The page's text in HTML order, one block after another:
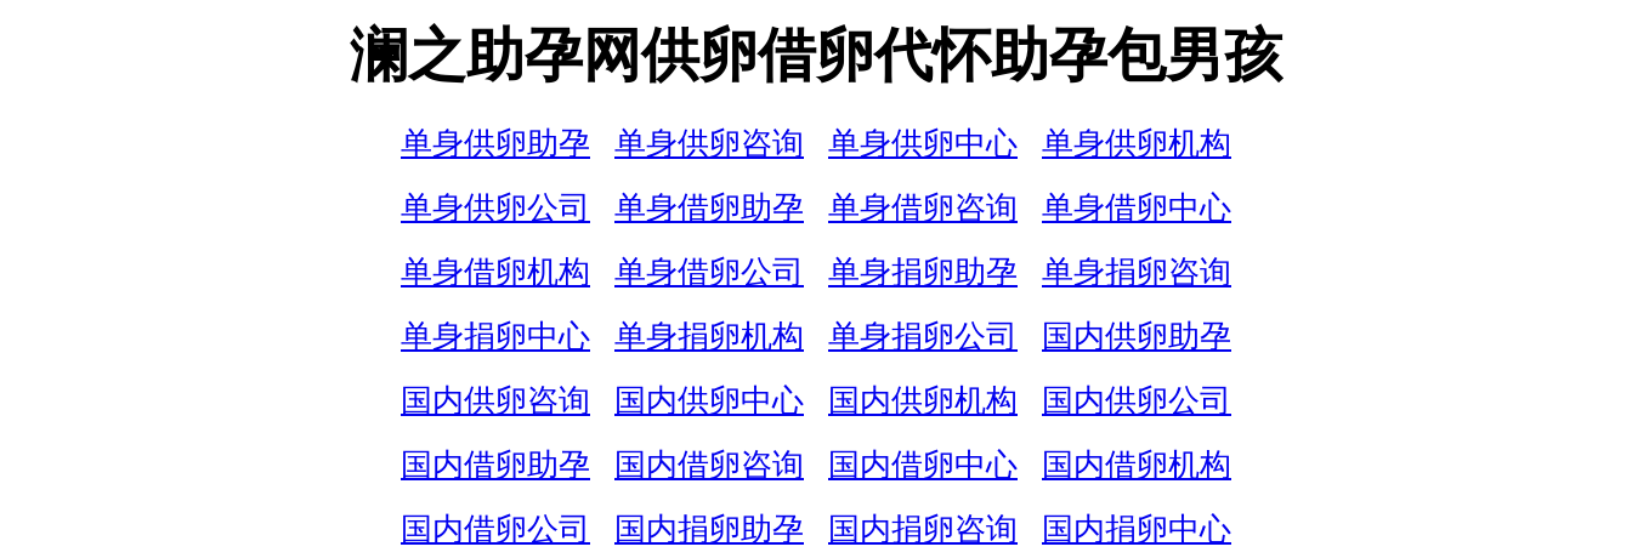
澜之助孕网供卵借卵代怀助孕包男孩
单身供卵助孕 单身供卵咨询 单身供卵中心
单身供卵机构
单身供卵公司
单身借卵助孕 单身借卵咨询
单身借卵中心
单身借卵机构
单身借卵公司 单身捐卵助孕
单身捐卵咨询
单身捐卵中心
单身捐卵机构 单身捐卵公司
国内供卵助孕
国内供卵咨询
国内供卵中心 国内供卵机构
国内供卵公司
国内借卵助孕
国内借卵咨询 国内借卵中心
国内借卵机构
国内借卵公司
国内捐卵助孕 国内捐卵咨询
国内捐卵中心